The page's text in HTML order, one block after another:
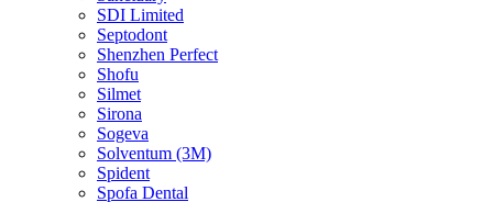
SDI Limited
Septodont
Shenzhen Perfect
Shofu
Silmet
Sirona
Sogeva
Solventum (3M)
Spident
Spofa Dental